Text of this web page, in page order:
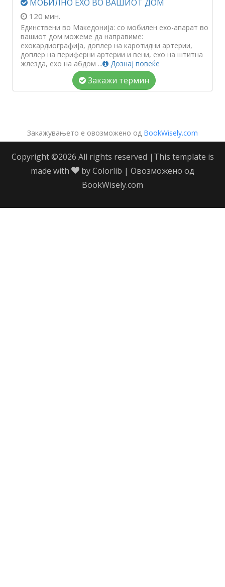
МОБИЛНО ЕХО ВО ВАШИОТ ДОМ
120 мин.
Единствени во Македонија: со мобилен ехо-апарат во
вашиот дом можеме да направиме:
ехокардиографија, доплер на каротидни артерии,
доплер на периферни артерии и вени, ехо на штитна
жлезда, ехо на абдом ...
Дознај повеќе
Закажи термин
Закажувањето е овозможено од BookWisely.com
Copyright ©2026 All rights reserved |This template is
made with
byColorlib | Овозможено од
BookWisely.com